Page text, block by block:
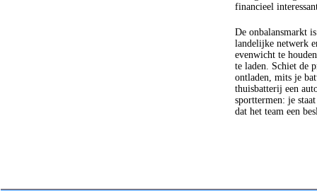
financieel
De onbalansmarkt
landelijke netwerk
evenwicht te
te laden. Schiet de
ontladen, mits je
thuisbatterij een
sporttermen: je
dat het team een